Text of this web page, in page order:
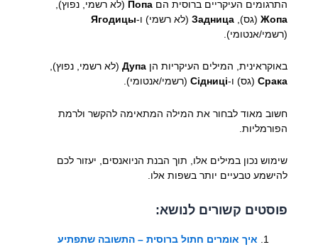
התרגומים העיקריים ברוסית הם Попа (לא רשמי, נפוץ),
Жопа(גס), Задница(לא רשמי) ו-Ягодицы
(רשמי/אנטומי).
באוקראינית, המילים העיקריות הן Дупа(לא רשמי, נפוץ),
Срака(גס) ו-Сідниці(רשמי/אנטומי).
חשוב מאוד לבחור את המילה המתאימה להקשר ולרמת
הפורמליות.
שימוש נכון במילים אלו, תוך הבנת הניואנסים, יעזור לכם
להישמע טבעיים יותר בשפות אלו.
פוסטים קשורים לנושא:
איך אומרים חתול ברוסית – התשובה שתפתיע